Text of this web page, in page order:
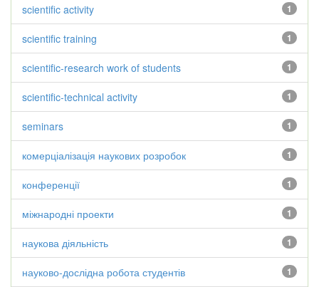
1
scientific activity
1
scientific training
1
scientific-research work of students
1
scientific-technical activity
1
seminars
1
комерціалізація наукових розробок
1
конференції
1
міжнародні проекти
1
наукова діяльність
1
науково-дослідна робота студентів